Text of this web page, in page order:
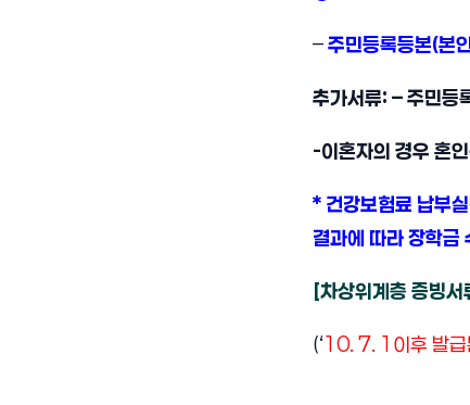
–주민등록등본(본
추가서류: – 주민등
-이혼자의 경우 혼
* 건강보험료 납부
결과에 따라 장학금
[차상위계층 증빙서
(‘10. 7. 1이후 발급